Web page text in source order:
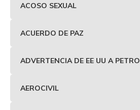
ACOSO SEXUAL
ACUERDO DE PAZ
ADVERTENCIA DE EE UU A PETRO
AEROCIVIL